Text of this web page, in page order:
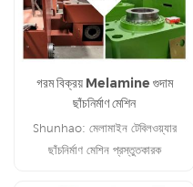
গরম বিক্রয় Melamine গুদাম
ছাঁচনির্মাণ মেশিন
Shunhao: মেলামাইন টেবিলওয়্যার
ছাঁচনির্মাণ মেশিন প্রস্তুতকারক